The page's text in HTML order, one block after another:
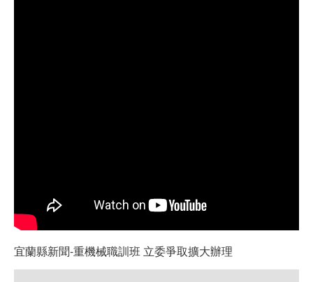
宜蘭縣新聞-重機械職訓班 立委爭取擴大辦理